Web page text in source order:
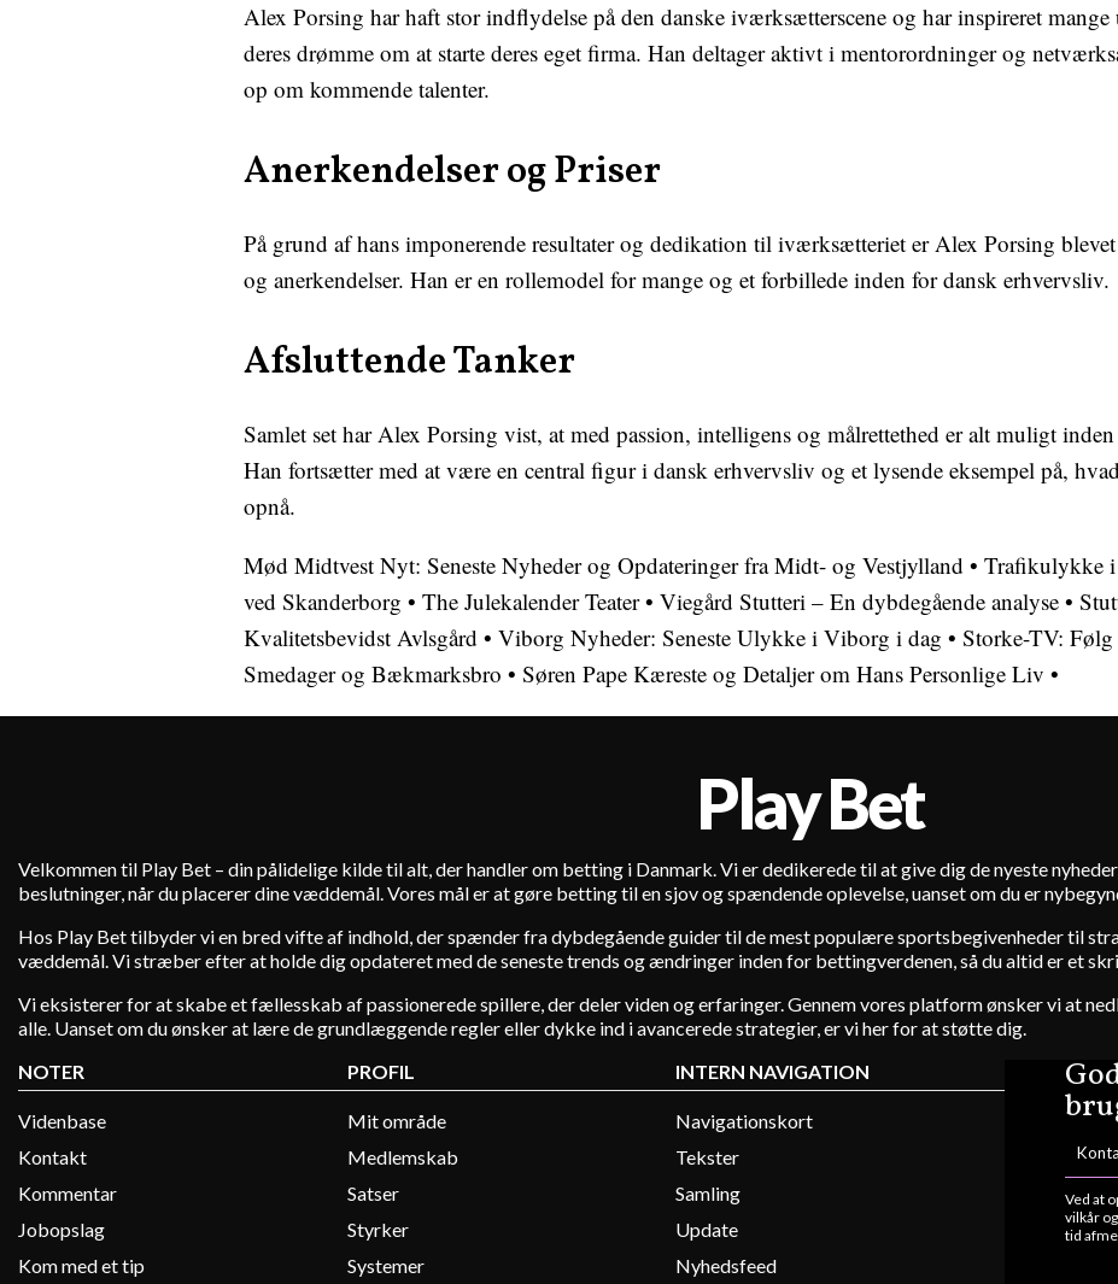
Alex Porsing har haft stor indflydelse på den danske iværksætterscene og har inspireret
deres drømme om at starte deres eget firma. Han deltager aktivt i mentorordninger og
op om kommende talenter.
Anerkendelser og Priser
På grund af hans imponerende resultater og dedikation til iværksætteriet er Alex Porsing
og anerkendelser. Han er en rollemodel for mange og et forbillede inden for dansk erhvervsliv.
Afsluttende Tanker
Samlet set har Alex Porsing vist, at med passion, intelligens og målrettethed er alt muligt
Han fortsætter med at være en central figur i dansk erhvervsliv og et lysende eksempel på,
opnå.
Mød Midtvest Nyt: Seneste Nyheder og Opdateringer fra Midt- og Vestjylland • Trafikulykke
ved Skanderborg • The Julekalender Teater• Viegård Stutteri – En dybdegående analyse •
Kvalitetsbevidst Avlsgård • Viborg Nyheder: Seneste Ulykke i Viborg i dag • Storke-TV:
Smedager og Bækmarksbro • Søren Pape Kæreste og Detaljer om Hans Personlige Liv •
Ved at
vilkår
tid
Play Bet
Velkommen til Play Bet – din pålidelige kilde til alt, der handler om betting i Danmark. Vi er dedikerede til at give dig de nyeste
beslutninger, når du placerer dine væddemål. Vores mål er at gøre betting til en sjov og spændende oplevelse, uanset om du er
Hos Play Bet tilbyder vi en bred vifte af indhold, der spænder fra dybdegående guider til de mest populære sportsbegivenheder til
væddemål. Vi stræber efter at holde dig opdateret med de seneste trends og ændringer inden for bettingverdenen, så du altid er et
Vi eksisterer for at skabe et fællesskab af passionerede spillere, der deler viden og erfaringer. Gennem vores platform ønsker vi at
alle. Uanset om du ønsker at lære de grundlæggende regler eller dykke ind i avancerede strategier, er vi her for at støtte dig.
NOTER
Videnbase
Kontakt
Kommentar
Jobopslag
Kom med et tip
PROFIL
Mit område
Medlemskab
Satser
Styrker
Systemer
INTERN NAVIGATION
Navigationskort
Tekster
Samling
Update
Nyhedsfeed